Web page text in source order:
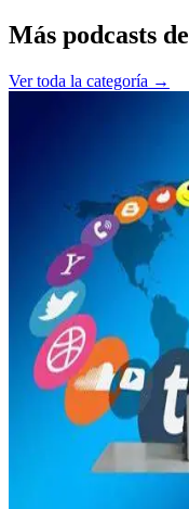
Más podcasts de
Ver toda la categoría →